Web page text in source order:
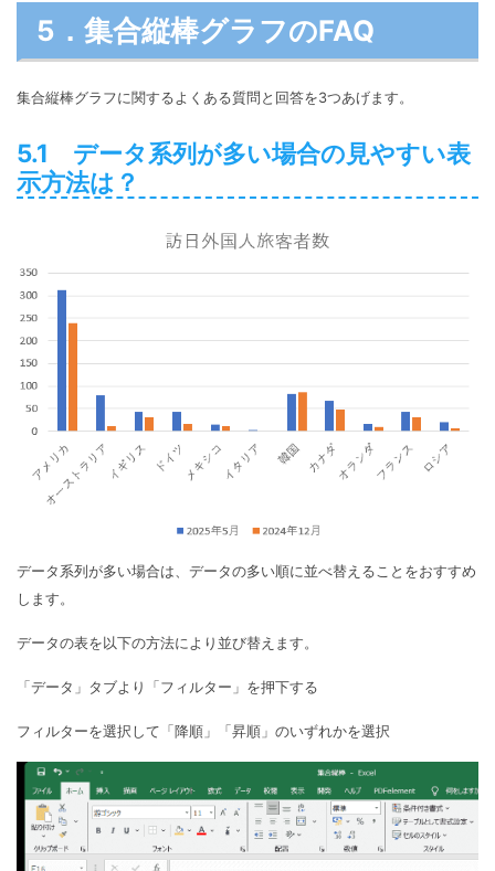
5．集合縦棒グラフのFAQ
集合縦棒グラフに関するよくある質問と回答を3つあげます。
5.1 データ系列が多い場合の見やすい表
示方法は？
データ系列が多い場合は、データの多い順に並べ替えることをおすすめ
します。
データの表を以下の方法により並び替えます。
「データ」タブより「フィルター」を押下する
フィルターを選択して「降順」「昇順」のいずれかを選択